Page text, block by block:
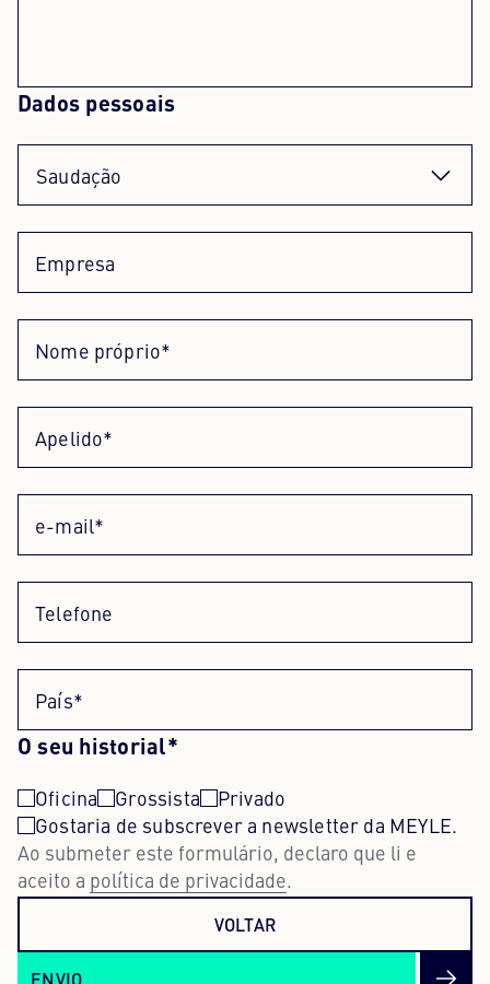
Dados pessoais
Saudação
Abordagem neutra
Empresa
Nome próprio*
Apelido*
e-mail*
Telefone
País*
O seu historial*
Oficina Grossista
Privado
Gostaria de subscrever a newsletter da MEYLE.
Ao submeter este formulário, declaro que li e
aceito a política de privacidade.
VOLTAR
ENVIO